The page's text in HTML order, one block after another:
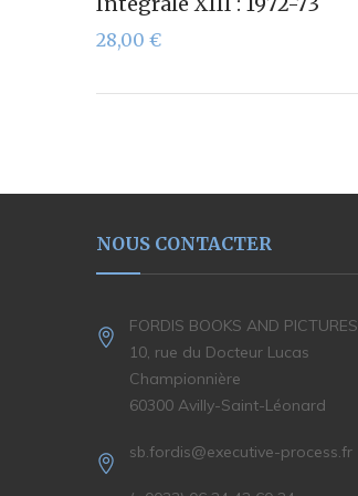
28,00 €
NOUS CONTACTER
FORDIS BOOKS AND PICTURES
10, rue du Docteur Lucas
Championnière
60300 Avilly-Saint-Léonard
sb.fordis@executive-process.fr